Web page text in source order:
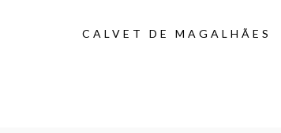
CALVET DE MAGALHÃES